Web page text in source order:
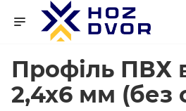
Профіль ПВХ
2,4х6 мм (без